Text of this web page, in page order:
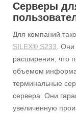
Серверы
Для компаний
SILEX® S233. Они
расширения, что
объемом
терминальные
сервера. Они
увеличенную